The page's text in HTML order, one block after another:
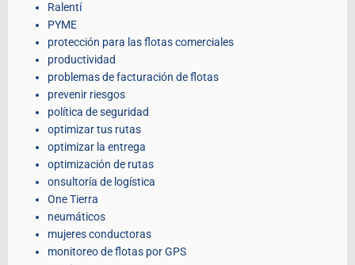
Ralentí
PYME
protección para las flotas comerciales
productividad
problemas de facturación de flotas
prevenir riesgos
política de seguridad
optimizar tus rutas
optimizar la entrega
optimización de rutas
onsultoría de logística
One Tierra
neumáticos
mujeres conductoras
monitoreo de flotas por GPS